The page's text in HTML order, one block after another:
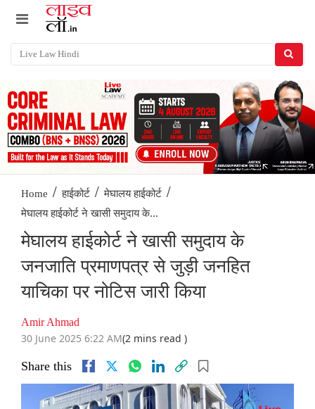
Home / हाईकोर्ट / मेघालय हाईकोर्ट /
मेघालय हाईकोर्ट ने खासी समुदाय के...
मेघालय हाईकोर्ट ने खासी समुदाय के
जनजाति प्रमाणपत्र से जुड़ी जनहित
याचिका पर नोटिस जारी किया
Amir Ahmad
30 June 2025 6:22 AM(2 mins read )
Share this